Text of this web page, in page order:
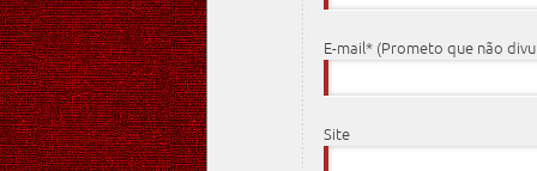
E-mail* (Prometo que não
Site